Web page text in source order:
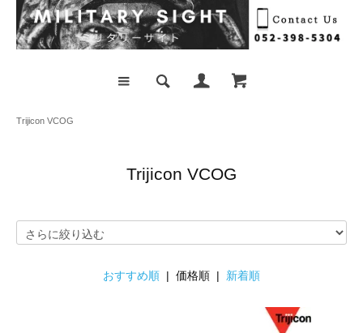
Trijicon VCOG
Trijicon VCOG
おすすめ順 | 価格順 | 新着順